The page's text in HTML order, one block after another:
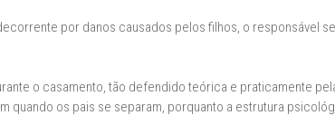
por danos causados pelos filhos, o responsável
o casamento, tão defendido teórica e praticamente
quando os pais se separam, porquanto a estrutura